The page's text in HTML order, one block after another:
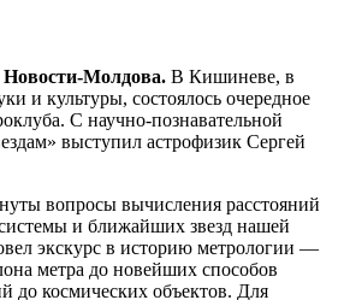
Молдова. В Кишиневе, в
и культуры, состоялось очередное
С научно-познавательной
выступил астрофизик Сергей
вопросы вычисления расстояний
и ближайших звезд нашей
экскурс в историю метрологии —
метра до новейших способов
до космических объектов. Для